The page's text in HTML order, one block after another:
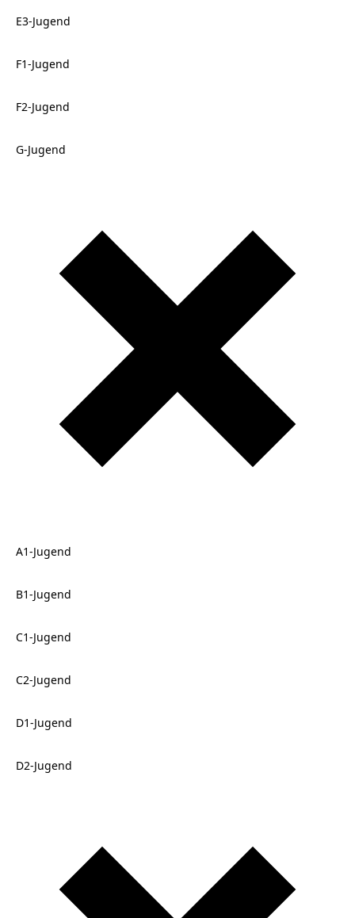
E3-Jugend
F1-Jugend
F2-Jugend
G-Jugend
A1-Jugend
B1-Jugend
C1-Jugend
C2-Jugend
D1-Jugend
D2-Jugend